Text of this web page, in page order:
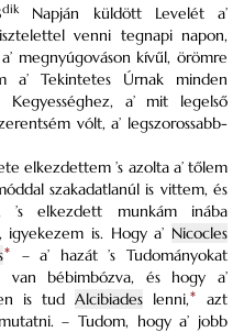
dikNapján küldött Levelét a’
venni tegnapi napon,
megnyúgováson kívűl, örömre
a’ Tekintetes Úrnak minden
a’ mit legelső
vólt, a’ legszorossabb-
elkezdettem ’s azolta a’ tőlem
szakadatlanúl is vittem, és
’s elkezdett munkám inába
is. Hogy a’ Nicocles
*
– a’ hazát ’s Tudományokat
van bébimbózva, és hogy a’
is tud Alcibiades lenni,*
azt
– Tudom, hogy a’ jobb